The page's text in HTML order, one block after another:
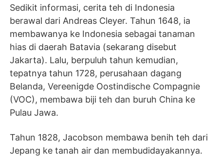
Sedikit informasi, cerita teh di Indonesia
berawal dari Andreas Cleyer. Tahun 1648, ia
membawanya ke Indonesia sebagai tanaman
hias di daerah Batavia (sekarang disebut
Jakarta). Lalu, berpuluh tahun kemudian,
tepatnya tahun 1728, perusahaan dagang
Belanda, Vereenigde Oostindische Compagnie
(VOC), membawa biji teh dan buruh China ke
Pulau Jawa.
Tahun 1828, Jacobson membawa benih teh dari
Jepang ke tanah air dan membudidayakannya.